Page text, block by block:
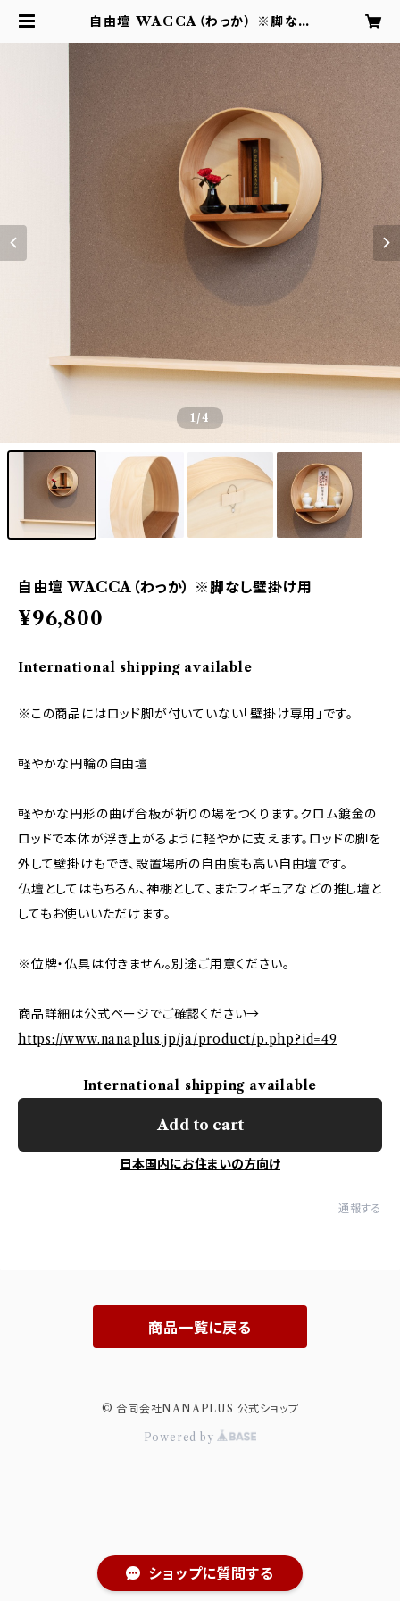
自由壇 WACCA（わっか） ※脚なし
公式ショップ
1/4
自由壇 WACCA（わっか） ※脚なし壁掛け用
¥96,800
International shipping available
※この商品にはロッド脚が付いていない「壁掛け専用」です。
軽やかな円輪の自由壇
軽やかな円形の曲げ合板が祈りの場をつくります。クロム鍍金の
ロッドで本体が浮き上がるように軽やかに支えます。ロッドの脚を
外して壁掛けもでき、設置場所の自由度も高い自由壇です。
仏壇としてはもちろん、神棚として、またフィギュアなどの推し壇と
してもお使いいただけます。
※位牌・仏具は付きません。別途ご用意ください。
商品詳細は公式ページでご確認ください→
https://www.nanaplus.jp/ja/product/p.php?id=49
International shipping available
Add to cart
日本国内にお住まいの方向け
通報する
ショップに質問する
商品一覧に戻る
© 合同会社NANAPLUS 公式ショップ
Powered by